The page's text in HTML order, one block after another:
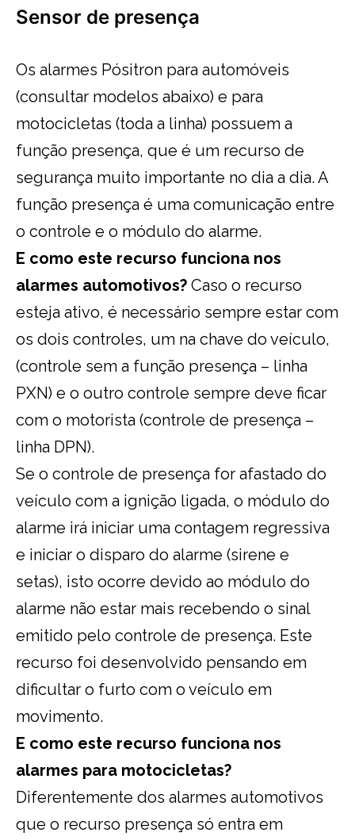
Sensor de presença
Os alarmes Pósitron para automóveis
(consultar modelos abaixo) e para
motocicletas (toda a linha) possuem a
função presença, que é um recurso de
segurança muito importante no dia a dia. A
função presença é uma comunicação entre
o controle e o módulo do alarme.
E como este recurso funciona nos
alarmes automotivos? Caso o recurso
esteja ativo, é necessário sempre estar com
os dois controles, um na chave do veículo,
(controle sem a função presença – linha
PXN) e o outro controle sempre deve ficar
com o motorista (controle de presença –
linha DPN).
Se o controle de presença for afastado do
veículo com a ignição ligada, o módulo do
alarme irá iniciar uma contagem regressiva
e iniciar o disparo do alarme (sirene e
setas), isto ocorre devido ao módulo do
alarme não estar mais recebendo o sinal
emitido pelo controle de presença. Este
recurso foi desenvolvido pensando em
dificultar o furto com o veículo em
movimento.
E como este recurso funciona nos
alarmes para motocicletas?
Diferentemente dos alarmes automotivos
que o recurso presença só entra em